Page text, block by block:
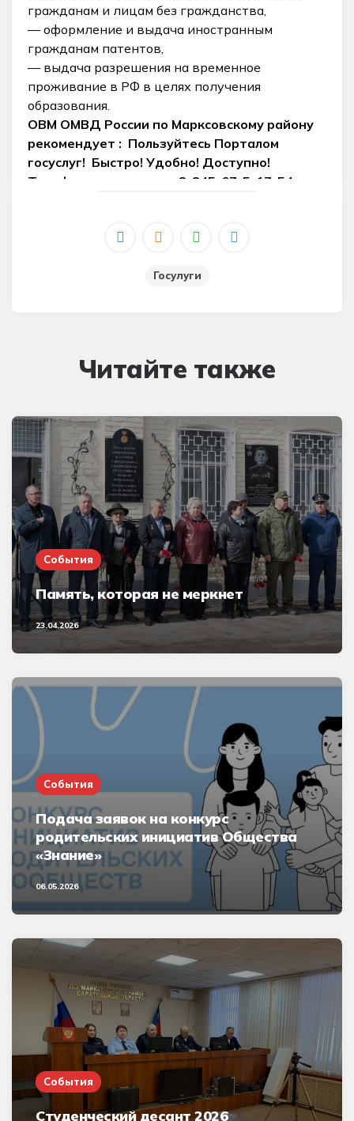
гражданам и лицам без гражданства,
— оформление и выдача иностранным
гражданам патентов,
— выдача разрешения на временное
проживание в РФ в целях получения
образования.
ОВМ ОМВД России по Марксовскому району
рекомендует : Пользуйтесь Порталом
госуслуг! Быстро! Удобно! Доступно!
Телефон для справки : 8-845-67-5-17-54
Госулуги
Читайте также
События
Память, которая не меркнет
23.04.2026
События
Подача заявок на конкурс
родительских инициатив Общества
«Знание»
06.05.2026
События
Студенческий десант 2026